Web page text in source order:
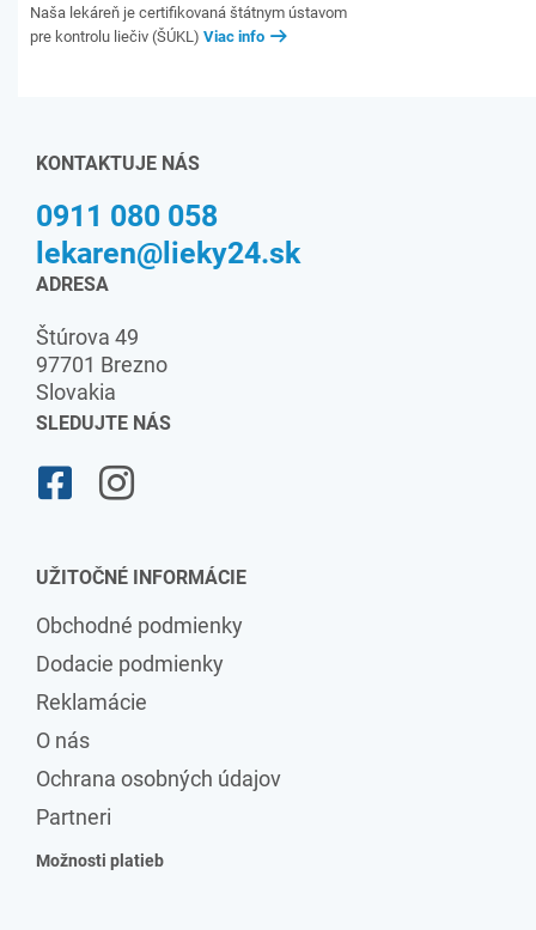
Naša lekáreň je certifikovaná štátnym ústavom
pre kontrolu liečiv (ŠÚKL) Viac info
KONTAKTUJE NÁS
0911 080 058
lekaren@lieky24.sk
ADRESA
Štúrova 49
97701 Brezno
Slovakia
SLEDUJTE NÁS
UŽITOČNÉ INFORMÁCIE
Obchodné podmienky
Dodacie podmienky
Reklamácie
O nás
Ochrana osobných údajov
Partneri
Možnosti platieb